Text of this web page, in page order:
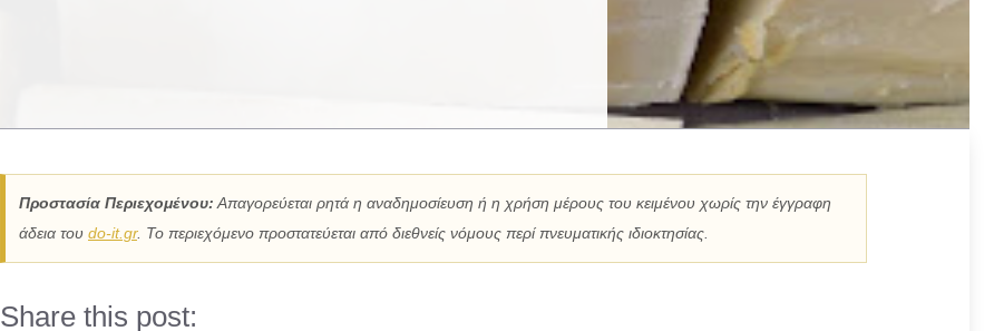
Προστασία Περιεχομένου: Απαγορεύεται ρητά η αναδημοσίευση ή η χρήση μέρους του κειμένου χωρίς την έγγραφη
άδεια του do-it.gr. Το περιεχόμενο προστατεύεται από διεθνείς νόμους περί πνευματικής ιδιοκτησίας.
Share this post: